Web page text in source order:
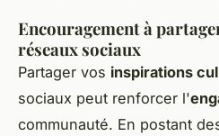
Encouragement à
réseaux sociaux
Partager vos inspirations
sociaux peut renforcer l'
communauté. En postant